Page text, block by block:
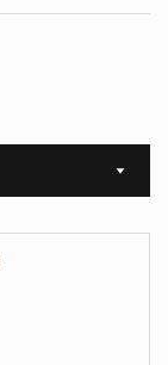
Sort